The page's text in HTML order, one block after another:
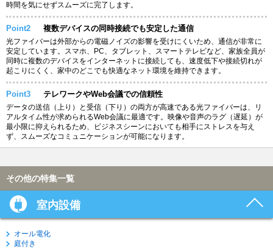
時間を気にせずスムーズに完了します。
Point2 複数デバイスの同時接続でも安定した通信
光ファイバーは外部からの電磁ノイズの影響を受けにくいため、通信が非常に
安定しています。スマホ、PC、タブレット、スマートテレビなど、家族全員が
同時に複数のデバイスをインターネットに接続しても、速度低下や接続切れが
起こりにくく、家中のどこでも快適なネット環境を維持できます。
Point3 テレワークやWeb会議での信頼性
データの送信（上り）と受信（下り）の両方が高速である光ファイバーは、リ
アルタイム性が求められるWeb会議に最適です。映像や音声のラグ（遅延）が
最小限に抑えられるため、ビジネスシーンにおいても相手にストレスを与え
ず、スムーズなコミュニケーションが可能になります。
その他の特集一覧
室内設備
オール電化
庭付き